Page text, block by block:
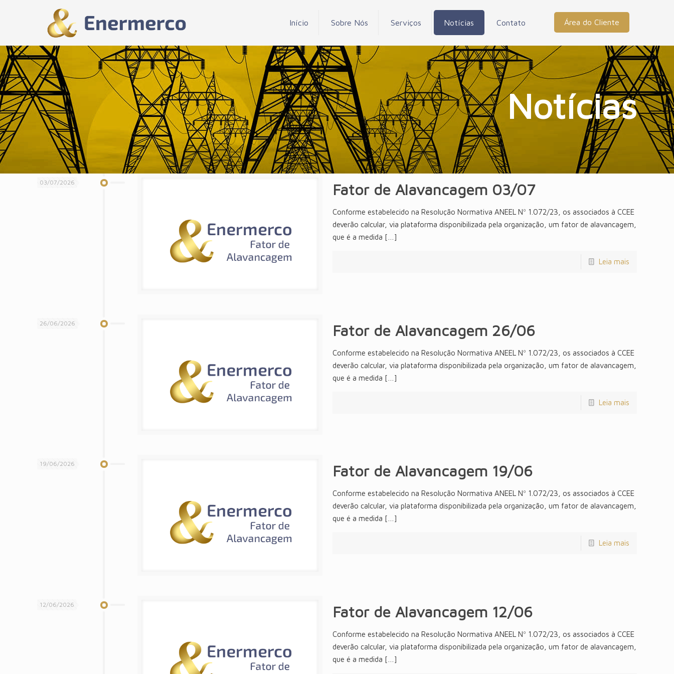
Início Sobre Nós Serviços Notícias Contato Área do Cliente
Notícias
03/07/2026 Fator de Alavancagem 03/07
Conforme estabelecido na Resolução Normativa ANEEL Nº 1.072/23, os associados à CCEE
deverão calcular, via plataforma disponibilizada pela organização, um fator de alavancagem,
que é a medida […]
Leia mais
26/06/2026 Fator de Alavancagem 26/06
Conforme estabelecido na Resolução Normativa ANEEL Nº 1.072/23, os associados à CCEE
deverão calcular, via plataforma disponibilizada pela organização, um fator de alavancagem,
que é a medida […]
Leia mais
19/06/2026 Fator de Alavancagem 19/06
Conforme estabelecido na Resolução Normativa ANEEL Nº 1.072/23, os associados à CCEE
deverão calcular, via plataforma disponibilizada pela organização, um fator de alavancagem,
que é a medida […]
Leia mais
12/06/2026 Fator de Alavancagem 12/06
Conforme estabelecido na Resolução Normativa ANEEL Nº 1.072/23, os associados à CCEE
deverão calcular, via plataforma disponibilizada pela organização, um fator de alavancagem,
que é a medida […]